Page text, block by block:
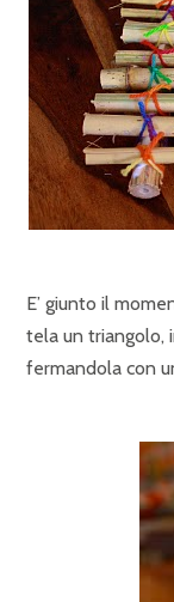
E’ giunto il
tela un triangolo,
fermandola con